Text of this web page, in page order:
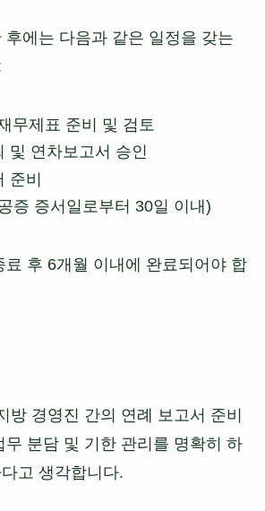
후에는 다음과 같은 일정을 갖는
무제표 준비 및 검토
및 연차보고서 승인
준비
증 증서일로부터 30일 이내)
료 후 6개월 이내에 완료되어야 합
방 경영진 간의 연례 보고서 준비
무 분담 및 기한 관리를 명확히 하
고 생각합니다.